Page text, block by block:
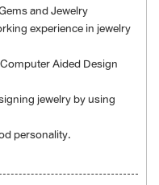
and Jewelry
experience in jewelry
Aided Design
jewelry by using
personality.